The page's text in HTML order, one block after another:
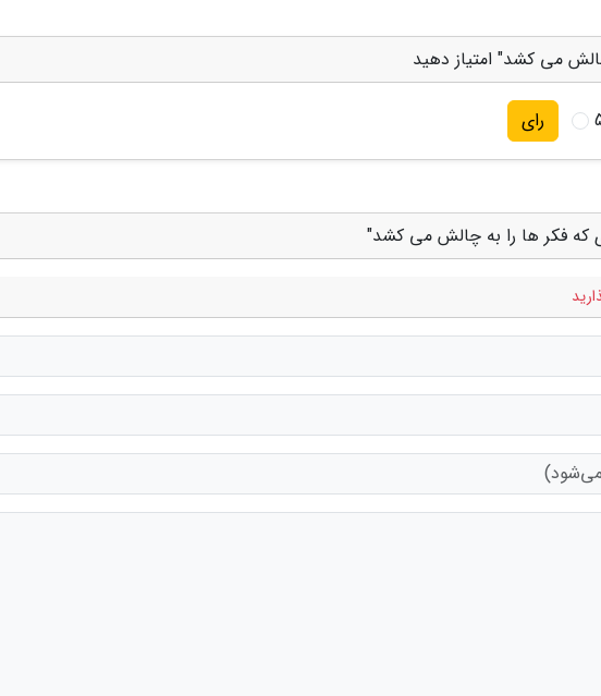
می کشد" امتیاز دهید
رای
که فکر ها را به چالش می کشد"